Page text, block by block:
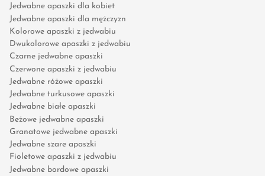
Jedwabne apaszki dla kobiet
Jedwabne apaszki dla mężczyzn
Kolorowe apaszki z jedwabiu
Dwukolorowe apaszki z jedwabiu
Czarne jedwabne apaszki
Czerwone apaszki z jedwabiu
Jedwabne różowe apaszki
Jedwabne turkusowe apaszki
Jedwabne białe apaszki
Beżowe jedwabne apaszki
Granatowe jedwabne apaszki
Jedwabne szare apaszki
Fioletowe apaszki z jedwabiu
Jedwabne bordowe apaszki